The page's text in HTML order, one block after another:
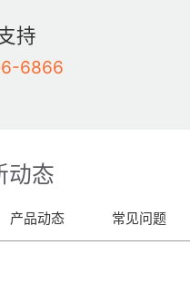
持
6866
动态
产品动态 常见问题